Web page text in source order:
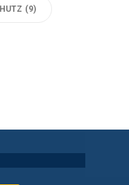
(9)